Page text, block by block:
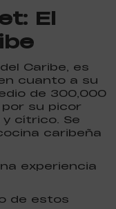
El
Caribe, es
cuanto a su
de 300,000
por su picor
cítrico. Se
caribeña
experiencia
de estos